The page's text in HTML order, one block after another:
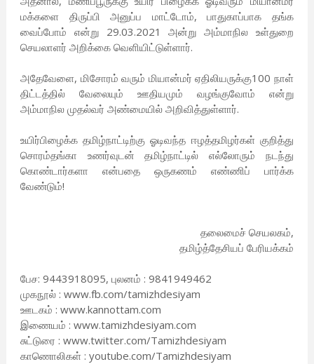
மக்களை திருப்பி அனுப்ப மாட்டோம், பாதுகாப்பாக தங்க
வைப்போம் என்று 29.03.2021 அன்று அம்மாநில உள்துறை
செயலாளர் அறிக்கை வெளியிட்டுள்ளார்.
அதேவேளை, மிசோரம் வரும் மியான்மர் ஏதிலியருக்கு100 நாள்
திட்டத்தில் வேலையும் ஊதியமும் வழங்குவோம் என்று
அம்மாநில முதல்வர் அண்மையில் அறிவித்துள்ளார்.
உயிர்பிழைக்க தமிழ்நாட்டிற்கு ஓடிவந்த ஈழத்தமிழர்கள் குறித்து
சொரம்தங்கா உணர்வுடன் தமிழ்நாட்டில் எல்லோரும் நடந்து
கொண்டார்களா என்பதை ஒருகணம் எண்ணிப் பார்க்க
வேண்டும்!
தலைமைச் செயலகம்,
தமிழ்த்தேசியப் பேரியக்கம்
பேச: 9443918095, புலனம் : 9841949462
முகநூல் : www.fb.com/tamizhdesiyam
ஊடகம் : www.kannottam.com
இணையம் : www.tamizhdesiyam.com
சுட்டுரை : www.twitter.com/Tamizhdesiyam
காணொலிகள் : youtube.com/Tamizhdesiyam